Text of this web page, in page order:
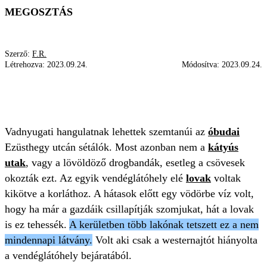
MEGOSZTÁS
Szerző: F.R.
Létrehozva: 2023.09.24. Módosítva: 2023.09.24.
Vadnyugati hangulatnak lehettek szemtanúi az óbudai
Ezüsthegy utcán sétálók. Most azonban nem a kátyús
utak, vagy a lövöldöző drogbandák, esetleg a csövesek
okozták ezt. Az egyik vendéglátóhely elé lovak voltak
kikötve a korláthoz. A hátasok előtt egy vödörbe víz volt,
hogy ha már a gazdáik csillapítják szomjukat, hát a lovak
is ez tehessék. A kerületben több lakónak tetszett ez a nem
mindennapi látvány. Volt aki csak a westernajtót hiányolta
a vendéglátóhely bejáratából.